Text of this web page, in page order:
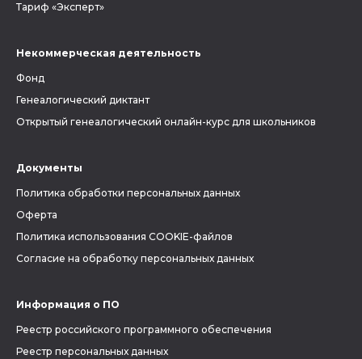
Тариф «Эксперт»
Некоммерческая деятельность
Фонд
Генеалогический диктант
Открытый генеалогический онлайн-курс для школьников
Документы
Политика обработки персональных данных
Оферта
Политика использования COOKIE-файлов
Согласие на обработку персональных данных
Информация о ПО
Реестр российского программного обеспечения
Реестр персональных данных